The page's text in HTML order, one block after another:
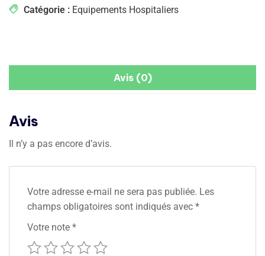
Catégorie : Equipements Hospitaliers
Avis (0)
Avis
Il n’y a pas encore d’avis.
Votre adresse e-mail ne sera pas publiée. Les
champs obligatoires sont indiqués avec *
Votre note *